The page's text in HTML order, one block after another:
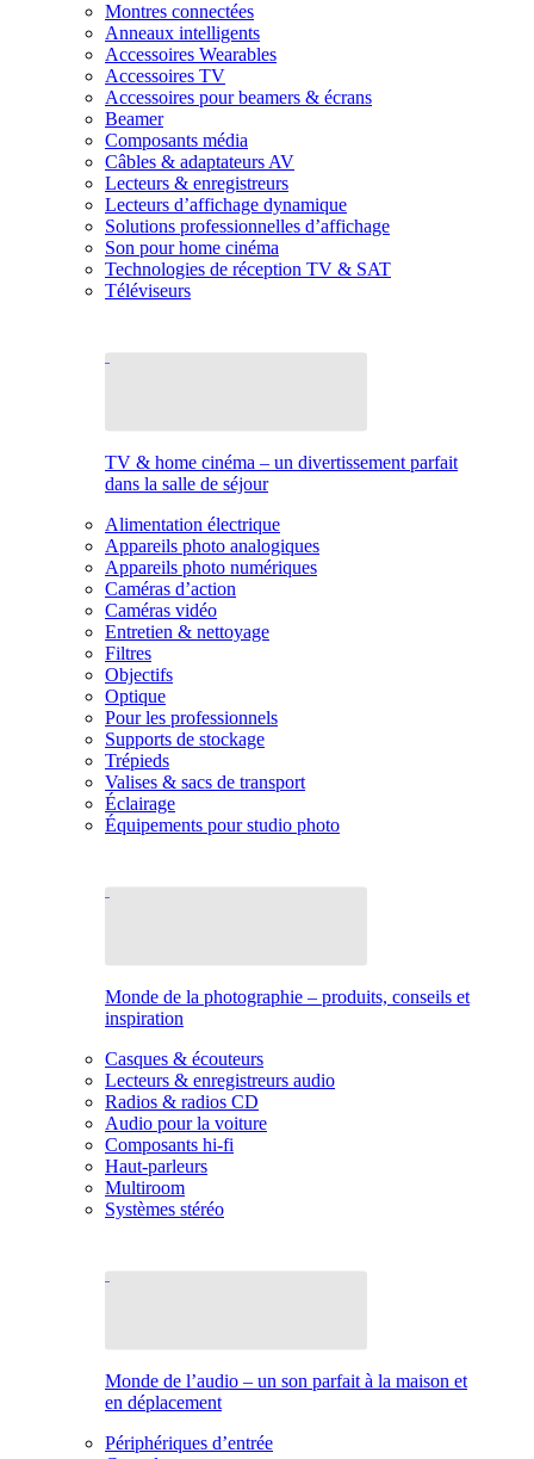
Montres connectées
Anneaux intelligents
Accessoires Wearables
Accessoires TV
Accessoires pour beamers & écrans
Beamer
Composants média
Câbles & adaptateurs AV
Lecteurs & enregistreurs
Lecteurs d’affichage dynamique
Solutions professionnelles d’affichage
Son pour home cinéma
Technologies de réception TV & SAT
Téléviseurs
TV & home cinéma – un divertissement parfait
dans la salle de séjour
Alimentation électrique
Appareils photo analogiques
Appareils photo numériques
Caméras d’action
Caméras vidéo
Entretien & nettoyage
Filtres
Objectifs
Optique
Pour les professionnels
Supports de stockage
Trépieds
Valises & sacs de transport
Éclairage
Équipements pour studio photo
Monde de la photographie – produits, conseils et
inspiration
Casques & écouteurs
Lecteurs & enregistreurs audio
Radios & radios CD
Audio pour la voiture
Composants hi-fi
Haut-parleurs
Multiroom
Systèmes stéréo
Monde de l’audio – un son parfait à la maison et
en déplacement
Périphériques d’entrée